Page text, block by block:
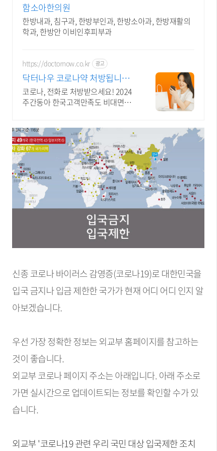
함소아한의원
한방내과, 침구과, 한방부인과, 한방소아과, 한방재활의
학과, 한방안 이비인후피부과
https://doctornow.co.kr 광고
닥터나우 코로나약 처방됩니다 3
65일 24시간 진료가능
코로나, 전화로 처방받으세요! 2024
주간동아 한국고객만족도 비대면진
신종 코로나 바이러스 감영증(코로나19)로 대한민국을
입국 금지나 입금 제한한 국가가 현재 어디 어디 인지 알
아보겠습니다.
우선 가장 정확한 정보는 외교부 홈페이지를 참고하는
것이 좋습니다.
외교부 코로나 페이지 주소는 아래입니다. 아래 주소로
가면 실시간으로 업데이트되는 정보를 확인할 수가 있
습니다.
외교부 '코로나19 관련 우리 국민 대상 입국제한 조치